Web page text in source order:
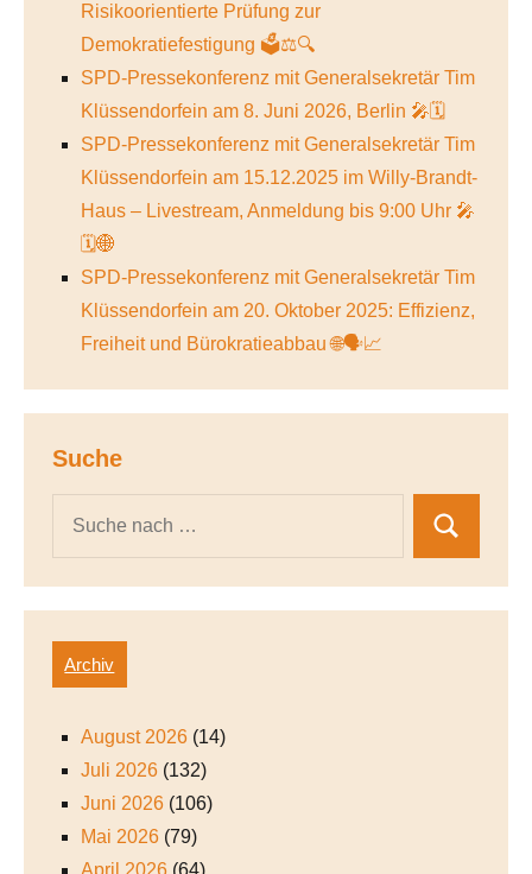
Risikoorientierte Prüfung zur
Demokratiefestigung 🗳️⚖️🔍
SPD-Pressekonferenz mit Generalsekretär Tim
Klüssendorfein am 8. Juni 2026, Berlin 🎤🗓️
SPD-Pressekonferenz mit Generalsekretär Tim
Klüssendorfein am 15.12.2025 im Willy-Brandt-
Haus – Livestream, Anmeldung bis 9:00 Uhr 🎤
🗓️🌐
SPD-Pressekonferenz mit Generalsekretär Tim
Klüssendorfein am 20. Oktober 2025: Effizienz,
Freiheit und Bürokratieabbau 🌐🗣️📈
Suche
Archiv
August 2026 (14)
Juli 2026 (132)
Juni 2026 (106)
Mai 2026 (79)
April 2026 (64)